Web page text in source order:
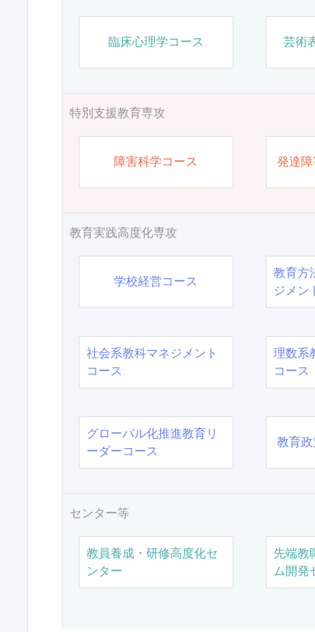
臨床心理学コース 芸術
特別支援教育専攻
障害科学コース 発達
教育実践高度化専攻
学校経営コース
教育方
ジメン
社会系教科マネジメント
コース
理数系
コース
グローバル化推進教育リ
ーダーコース
教育
センター等
教員養成・研修高度化セ
ンター
先端教
ム開発